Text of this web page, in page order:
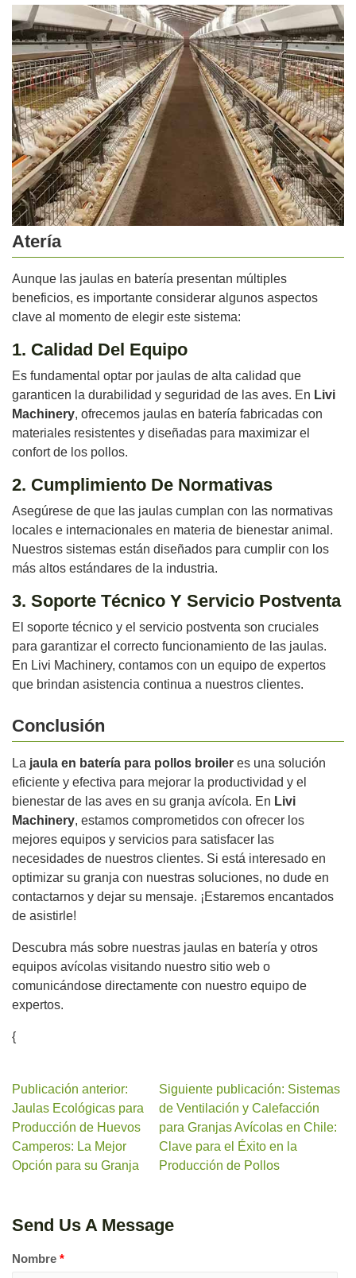
Atería
Aunque las jaulas en batería presentan múltiples
beneficios, es importante considerar algunos aspectos
clave al momento de elegir este sistema:
1. Calidad Del Equipo
Es fundamental optar por jaulas de alta calidad que
garanticen la durabilidad y seguridad de las aves. En Livi
Machinery, ofrecemos jaulas en batería fabricadas con
materiales resistentes y diseñadas para maximizar el
confort de los pollos.
2. Cumplimiento De Normativas
Asegúrese de que las jaulas cumplan con las normativas
locales e internacionales en materia de bienestar animal.
Nuestros sistemas están diseñados para cumplir con los
más altos estándares de la industria.
3. Soporte Técnico Y Servicio Postventa
El soporte técnico y el servicio postventa son cruciales
para garantizar el correcto funcionamiento de las jaulas.
En Livi Machinery, contamos con un equipo de expertos
que brindan asistencia continua a nuestros clientes.
Conclusión
La jaula en batería para pollos broiler es una solución
eficiente y efectiva para mejorar la productividad y el
bienestar de las aves en su granja avícola. En Livi
Machinery, estamos comprometidos con ofrecer los
mejores equipos y servicios para satisfacer las
necesidades de nuestros clientes. Si está interesado en
optimizar su granja con nuestras soluciones, no dude en
contactarnos y dejar su mensaje. ¡Estaremos encantados
de asistirle!
Descubra más sobre nuestras jaulas en batería y otros
equipos avícolas visitando nuestro sitio web o
comunicándose directamente con nuestro equipo de
expertos.
{
Publicación anterior:
Jaulas Ecológicas para
Producción de Huevos
Camperos: La Mejor
Opción para su Granja
Siguiente publicación: Sistemas
de Ventilación y Calefacción
para Granjas Avícolas en Chile:
Clave para el Éxito en la
Producción de Pollos
Send Us A Message
Nombre *